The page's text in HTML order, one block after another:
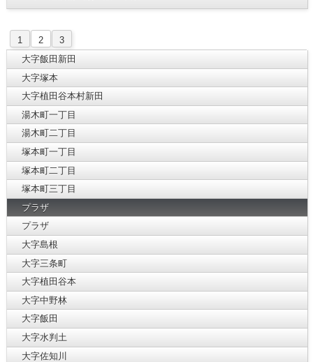
1 2
3
大字飯田新田
大字塚本
大字植田谷本村新田
湯木町一丁目
湯木町二丁目
塚本町一丁目
塚本町二丁目
塚本町三丁目
プラザ
プラザ
大字島根
大字三条町
大字植田谷本
大字中野林
大字飯田
大字水判土
大字佐知川